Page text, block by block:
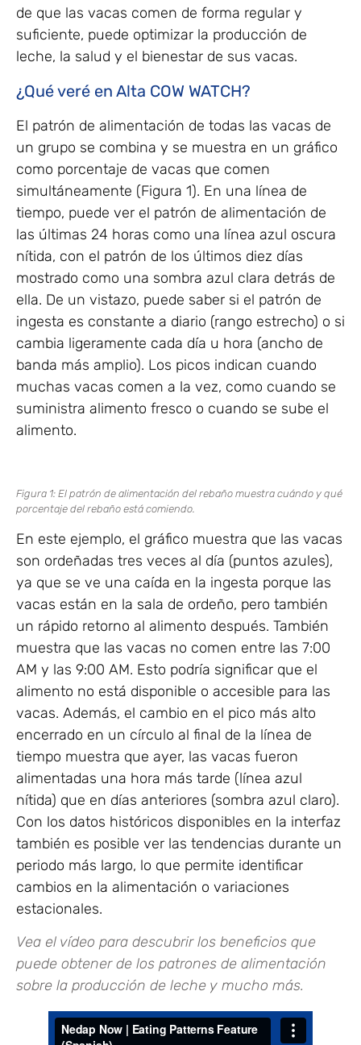
de que las vacas comen de forma regular y
suficiente, puede optimizar la producción de
leche, la salud y el bienestar de sus vacas.
¿Qué veré en Alta COW WATCH?
El patrón de alimentación de todas las vacas de
un grupo se combina y se muestra en un gráfico
como porcentaje de vacas que comen
simultáneamente (Figura 1). En una línea de
tiempo, puede ver el patrón de alimentación de
las últimas 24 horas como una línea azul oscura
nítida, con el patrón de los últimos diez días
mostrado como una sombra azul clara detrás de
ella. De un vistazo, puede saber si el patrón de
ingesta es constante a diario (rango estrecho) o si
cambia ligeramente cada día u hora (ancho de
banda más amplio). Los picos indican cuando
muchas vacas comen a la vez, como cuando se
suministra alimento fresco o cuando se sube el
alimento.
Figura 1: El patrón de alimentación del rebaño muestra cuándo y qué
porcentaje del rebaño está comiendo.
En este ejemplo, el gráfico muestra que las vacas
son ordeñadas tres veces al día (puntos azules),
ya que se ve una caída en la ingesta porque las
vacas están en la sala de ordeño, pero también
un rápido retorno al alimento después. También
muestra que las vacas no comen entre las 7:00
AM y las 9:00 AM. Esto podría significar que el
alimento no está disponible o accesible para las
vacas. Además, el cambio en el pico más alto
encerrado en un círculo al final de la línea de
tiempo muestra que ayer, las vacas fueron
alimentadas una hora más tarde (línea azul
nítida) que en días anteriores (sombra azul claro).
Con los datos históricos disponibles en la interfaz
también es posible ver las tendencias durante un
periodo más largo, lo que permite identificar
cambios en la alimentación o variaciones
estacionales.
Vea el vídeo para descubrir los beneficios que
puede obtener de los patrones de alimentación
sobre la producción de leche y mucho más.